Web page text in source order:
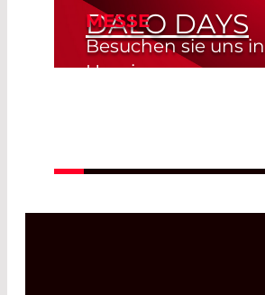
MESSE
Besuchen sie uns in
Herning
DALO DAYS